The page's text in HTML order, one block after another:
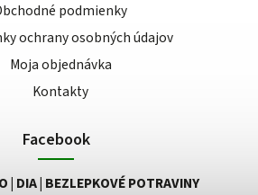
podmienky
ochrany osobných údajov
Moja objednávka
Kontakty
Facebook
DIA | BEZLEPKOVÉ POTRAVINY